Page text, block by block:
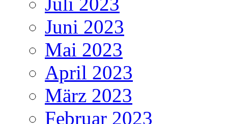
Juni 2023
Mai 2023
April 2023
März 2023
Februar 2023